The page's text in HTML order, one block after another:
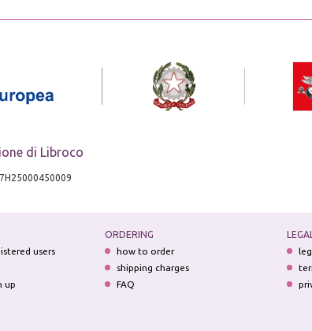
di Libroco
users
up
ORDERING
how to order
shipping charges
FAQ
LEGAL